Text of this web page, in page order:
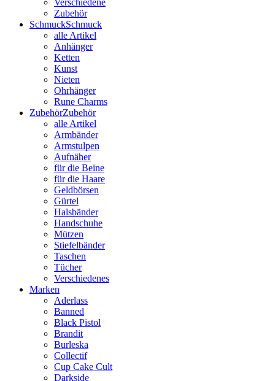
Zubehör
SchmuckSchmuck
alle Artikel
Anhänger
Ketten
Kunst
Nieten
Ohrhänger
Rune Charms
ZubehörZubehör
alle Artikel
Armbänder
Armstulpen
Aufnäher
für die Beine
für die Haare
Geldbörsen
Gürtel
Halsbänder
Handschuhe
Mützen
Stiefelbänder
Taschen
Tücher
Verschiedenes
Marken
Aderlass
Banned
Black Pistol
Brandit
Burleska
Collectif
Cup Cake Cult
Darkside